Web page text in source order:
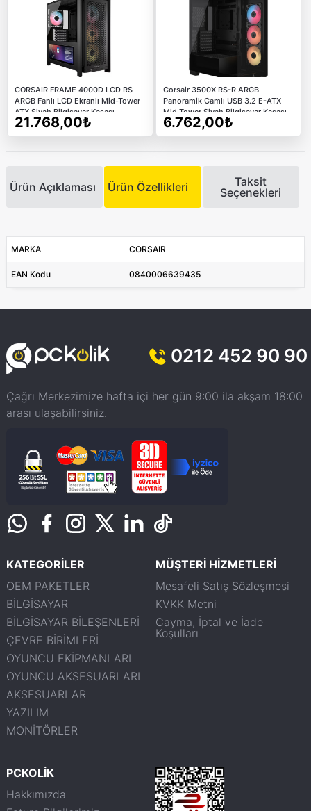
CORSAIR FRAME 4000D LCD RS
ARGB Fanlı LCD Ekranlı Mid-Tower
ATX Siyah Bilgisayar Kasası
21.768,00₺
Corsair 3500X RS-R ARGB
Panoramik Camlı USB 3.2 E-ATX
Mid Tower Siyah Bilgisayar Kasası
6.762,00₺
Ürün Açıklaması Ürün Özellikleri
Taksit
Seçenekleri
MARKA CORSAIR
EAN Kodu 0840006639435
0212 452 90 90
Çağrı Merkezimize hafta içi her gün 9:00 ila akşam 18:00
arası ulaşabilirsiniz.
KATEGORİLER
OEM PAKETLER
BİLGİSAYAR
BİLGİSAYAR BİLEŞENLERİ
ÇEVRE BİRİMLERİ
OYUNCU EKİPMANLARI
OYUNCU AKSESUARLARI
AKSESUARLAR
YAZILIM
MONİTÖRLER
MÜŞTERİ HİZMETLERİ
Mesafeli Satış Sözleşmesi
KVKK Metni
Cayma, İptal ve İade
Koşulları
PCKOLİK
Hakkımızda